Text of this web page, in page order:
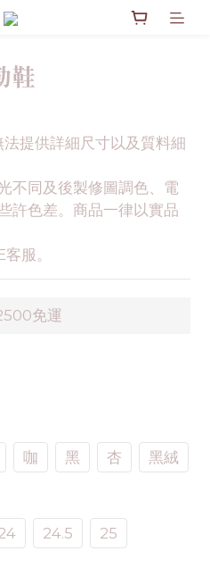
鞋
提供詳細尺寸以及質料細
不同及後製修圖調色、電
許色差。商品一律以實品
服。
免運
咖 黑 杏 黑絨
24.5 25